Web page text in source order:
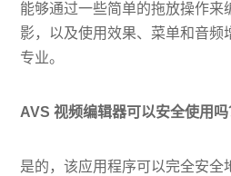
能够通过一些简单的拖放操作来
影，以及使用效果、菜单和音频
专业。
AVS 视频编辑器可以安全使用吗
是的，该应用程序可以完全安全